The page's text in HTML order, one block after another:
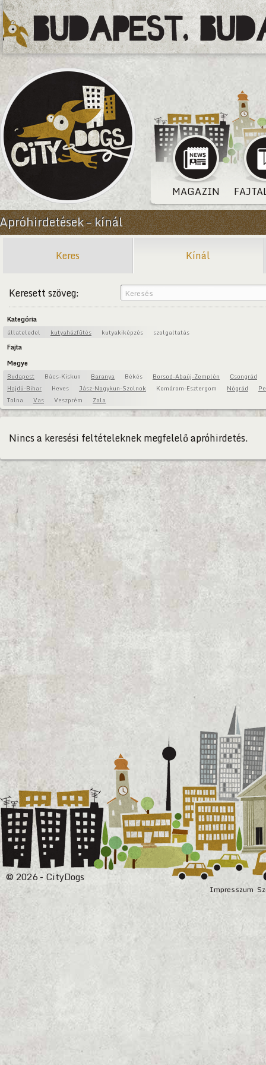
MAGAZIN
Apróhirdetések – kínál
Keres Kínál
Keresett szöveg:
Kategória
állateledel kutyaházfűtés kutyakiképzés szolgaltatás
Fajta
Megye
Budapest Bács-Kiskun Baranya Békés Borsod-Abaúj-Zemplén
Csongrád
Hajdú-Bihar
Heves Jász-Nagykun-Szolnok Komárom-Esztergom Nógrád
Tolna
Vas Veszprém Zala
Nincs a keresési feltételeknek megfelelő apróhirdetés.
Impresszum
© 2026 - CityDogs